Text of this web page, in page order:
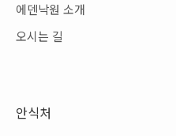
에덴낙원 소개
오시는 길
안식처